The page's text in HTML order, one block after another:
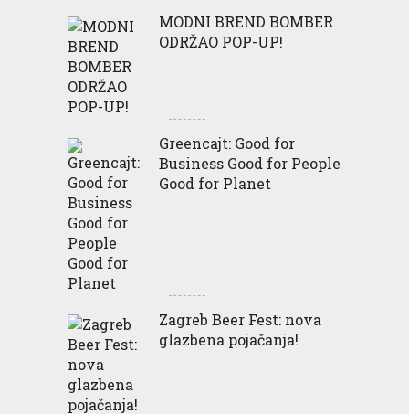
MODNI BREND BOMBER
ODRŽAO POP-UP!
Greencajt: Good for
Business Good for People
Good for Planet
Zagreb Beer Fest: nova
glazbena pojačanja!